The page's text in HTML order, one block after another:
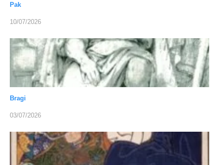
Pak
10/07/2026
Bragi
03/07/2026